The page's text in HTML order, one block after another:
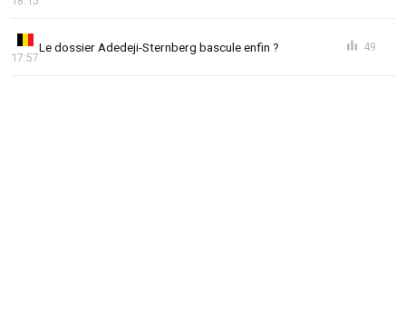
Le dossier Adedeji-Sternberg bascule enfin ?
17:57
49